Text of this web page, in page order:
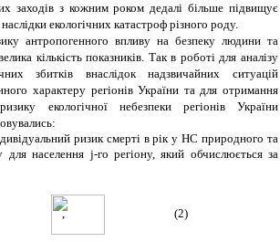
заходів з кожним роком дедалі більше підвищує
екологічних катастроф різного роду.
антропогенного впливу на безпеку людини та
кількість показників. Так в роботі для аналізу
збитків внаслідок надзвичайних ситуацій
характеру регіонів України та для отримання
екологічної небезпеки регіонів України
ризик смерті в рік у НС природного та
для населення j-го регіону, який обчислюється за
, (2)